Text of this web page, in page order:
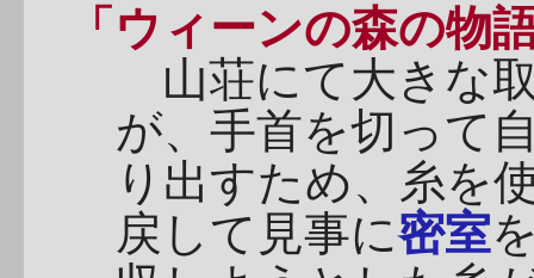
「ウィーンの森の物
山荘にて大きな
が、手首を切って
り出すため、糸を
戻して見事に密室